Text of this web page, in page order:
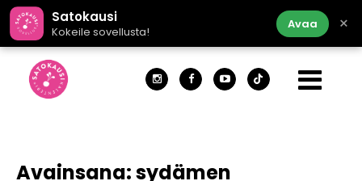
Satokausi
Kokeile sovellusta!
Avaa ×
Avainsana:sydämen